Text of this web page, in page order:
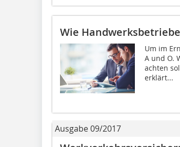
Wie
Um im
A und O.
achten
erklärt...
Ausgabe 09/2017